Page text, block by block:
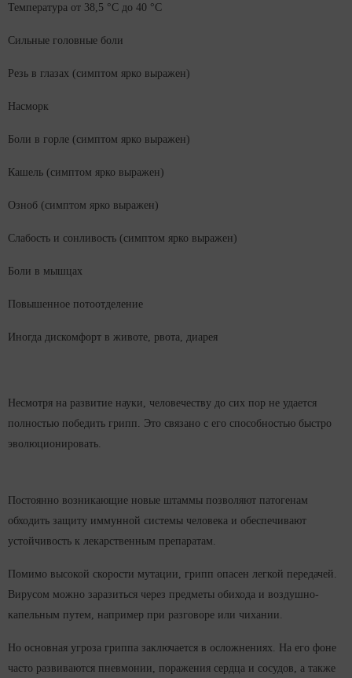
Температура от 38,5 °C до 40 °C
Сильные головные боли
Резь в глазах (симптом ярко выражен)
Насморк
Боли в горле (симптом ярко выражен)
Кашель (симптом ярко выражен)
Озноб (симптом ярко выражен)
Слабость и сонливость (симптом ярко выражен)
Боли в мышцах
Повышенное потоотделение
Иногда дискомфорт в животе, рвота, диарея
Несмотря на развитие науки, человечеству до сих пор не удается
полностью победить грипп. Это связано с его способностью быстро
эволюционировать.
Постоянно возникающие новые штаммы позволяют патогенам
обходить защиту иммунной системы человека и обеспечивают
устойчивость к лекарственным препаратам.
Помимо высокой скорости мутации, грипп опасен легкой передачей.
Вирусом можно заразиться через предметы обихода и воздушно-
капельным путем, например при разговоре или чихании.
Но основная угроза гриппа заключается в осложнениях. На его фоне
часто развиваются пневмонии, поражения сердца и сосудов, а также